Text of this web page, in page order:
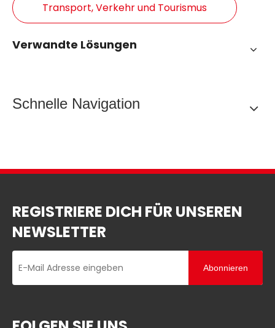
Transport, Verkehr und Tourismus
Verwandte Lösungen
Schnelle Navigation
REGISTRIERE DICH FÜR UNSEREN
NEWSLETTER
Abonnieren